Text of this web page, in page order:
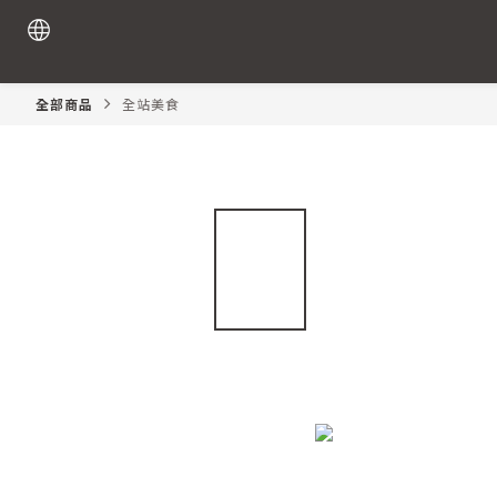
全部商品 全站美食